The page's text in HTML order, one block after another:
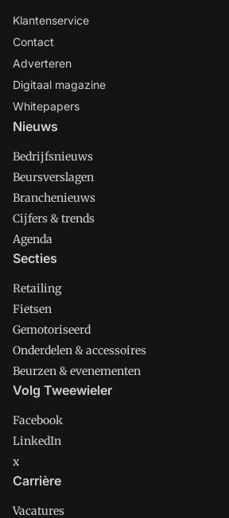
Klantenservice
Contact
Adverteren
Digitaal magazine
Whitepapers
Nieuws
Bedrijfsnieuws
Beursverslagen
Branchenieuws
Cijfers & trends
Agenda
Secties
Retailing
Fietsen
Gemotoriseerd
Onderdelen & accessoires
Beurzen & evenementen
Volg Tweewieler
Facebook
LinkedIn
x
Carrière
Vacatures